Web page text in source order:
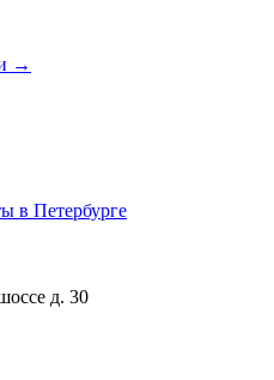
→
в Петербурге
д. 30